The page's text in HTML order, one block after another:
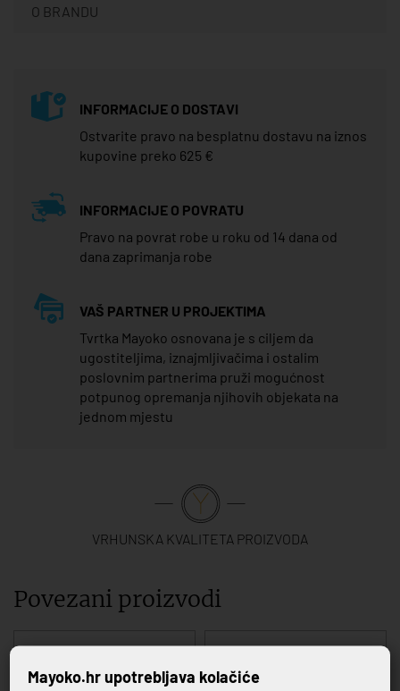
O BRANDU
INFORMACIJE O DOSTAVI
Ostvarite pravo na besplatnu dostavu na iznos
kupovine preko 625 €
INFORMACIJE O POVRATU
Pravo na povrat robe u roku od 14 dana od
dana zaprimanja robe
VAŠ PARTNER U PROJEKTIMA
Tvrtka Mayoko osnovana je s ciljem da
ugostiteljima, iznajmljivačima i ostalim
poslovnim partnerima pruži mogućnost
potpunog opremanja njihovih objekata na
jednom mjestu
VRHUNSKA KVALITETA PROIZVODA
Povezani proizvodi
Mayoko.hr upotrebljava kolačiće